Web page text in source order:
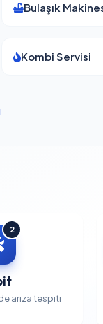
Bulaşık
Kombi Servisi
2
arıza tespiti